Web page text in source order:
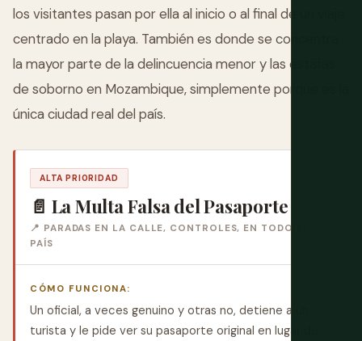
los visitantes pasan por ella al inicio o al final de un viaje
centrado en la playa. También es donde se concentra
la mayor parte de la delincuencia menor y las estafas
de soborno en Mozambique, simplemente porque es la
única ciudad real del país.
ALTA PRIORIDAD
📄 La Multa Falsa del Pasaporte
📍 PARADAS EN LA CALLE, CONTROLES, EN TODO EL
PAÍS
CÓMO FUNCIONA:
Un oficial, a veces genuino y otras no, detiene a un
turista y le pide ver su pasaporte original en lugar de